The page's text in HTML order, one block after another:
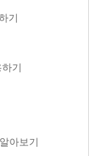
기
기
아보기